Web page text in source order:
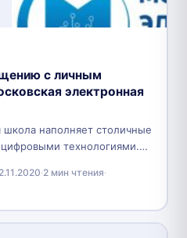
с личным
электронная
школа наполняет столичные
технологиями.
в себе пару сервисов,
обучения.
·2 мин чтения·